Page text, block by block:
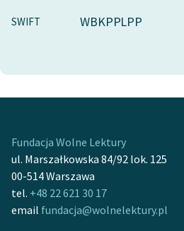
SWIFT WBKPPLPP
Fundacja Wolne Lektury
ul. Marszałkowska 84/92 lok. 125
00-514 Warszawa
tel. +48 22 621 30 17
email fundacja@wolnelektury.pl